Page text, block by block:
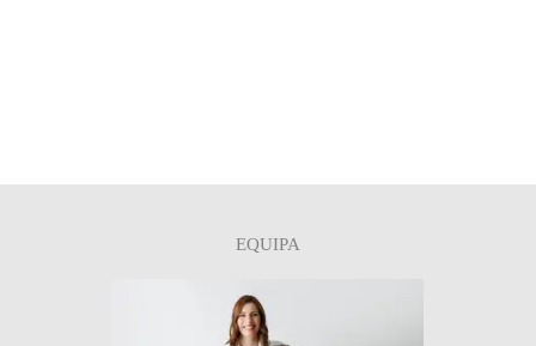
EQUIPA